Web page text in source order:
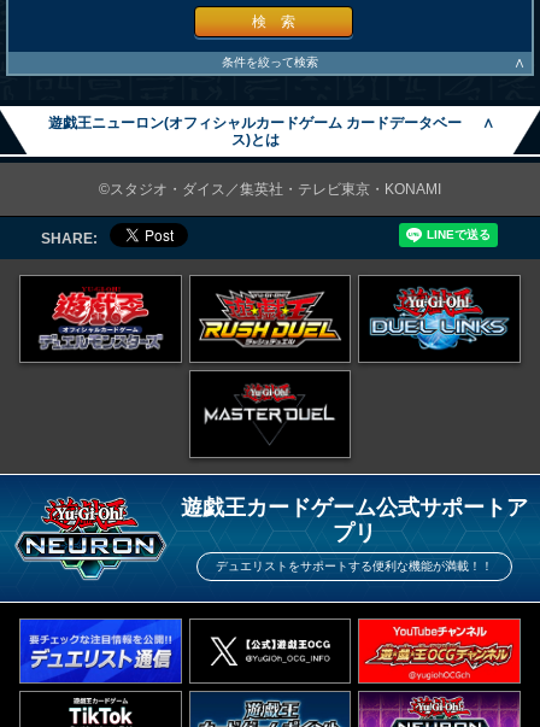
検 索
条件を絞って検索 ∧
遊戯王ニューロン(オフィシャルカードゲーム カードデータベー
ス)とは
∧
©スタジオ・ダイス／集英社・テレビ東京・KONAMI
SHARE:
遊戯王カードゲーム公式サポートア
プリ
デュエリストをサポートする便利な機能が満載！！